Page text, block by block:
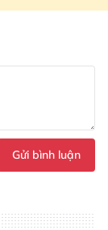
Gửi bình luận